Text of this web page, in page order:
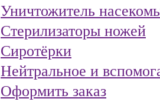
Уничтожитель
Стерилизаторы ножей
Сиротёрки
Нейтральное и
Оформить заказ